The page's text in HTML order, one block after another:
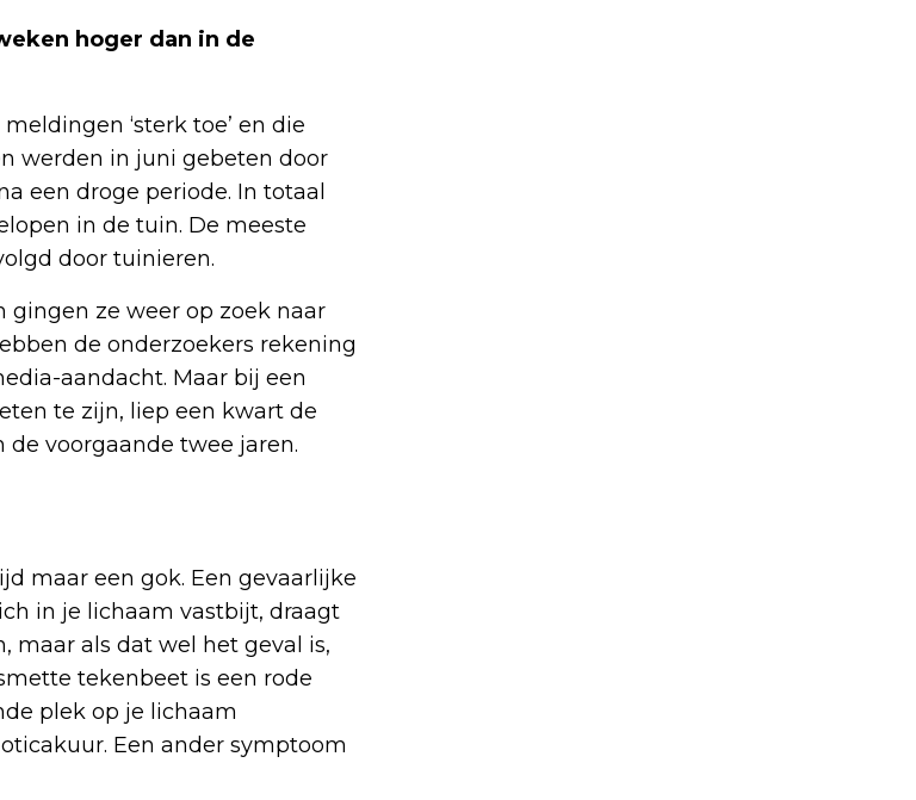
hoger dan in de
‘sterk toe’ en die
werden in juni gebeten door
een droge periode. In totaal
in de tuin. De meeste
door tuinieren.
ze weer op zoek naar
de onderzoekers rekening
aandacht. Maar bij een
te zijn, liep een kwart de
de voorgaande twee jaren.
maar een gok. Een gevaarlijke
in je lichaam vastbijt, draagt
maar als dat wel het geval is,
tekenbeet is een rode
plek op je lichaam
Een ander symptoom